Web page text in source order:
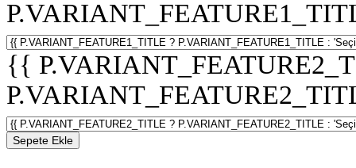
{{
Sepete Ekle